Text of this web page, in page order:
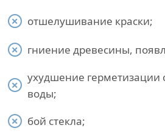
отшелушивание краски;
гниение древесины,
ухудшение герметизации
воды;
бой стекла;